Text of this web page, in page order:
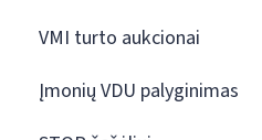
VMI turto aukcionai
Įmonių VDU palyginimas